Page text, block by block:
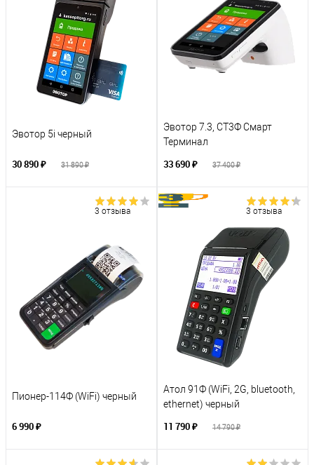
Эвотор 5i черный
30 890 ₽ 31 890 ₽
Эвотор 7.3, СТ3Ф Смарт
Терминал
33 690 ₽ 37 400 ₽
3 отзыва
Пионер-114Ф (WiFi) черный
6 990 ₽
3 отзыва
Атол 91Ф (WiFi, 2G, bluetooth,
ethernet) черный
11 790 ₽ 14 790 ₽